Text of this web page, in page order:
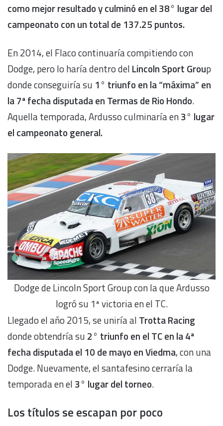
como mejor resultado y culminó en el 38° lugar del
campeonato con un total de 137.25 puntos.
En 2014, el Flaco continuaría compitiendo con
Dodge, pero lo haría dentro del Lincoln Sport Group
donde conseguiría su 1° triunfo en la “máxima” en
la 7ª fecha disputada en Termas de Rio Hondo.
Aquella temporada, Ardusso culminaría en3° lugar
el campeonato general.
Dodge de Lincoln Sport Group con la que Ardusso
logró su 1ª victoria en el TC.
Llegado el año 2015, se uniría al Trotta Racing
donde obtendría su 2° triunfo en el TC en la 4ª
fecha disputada el 10 de mayo en Viedma, con una
Dodge. Nuevamente, el santafesino cerraría la
temporada en el 3° lugar del torneo.
Los títulos se escapan por poco